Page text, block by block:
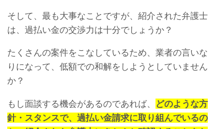
そして、最も大事なことですが、紹介された弁護士
は、過払い金の交渉力は十分でしょうか？
たくさんの案件をこなしているため、業者の言いな
りになって、低額での和解をしようとしていません
か？
もし面談する機会があるのであれば、
どのような方
針・スタンスで、過払い金請求に取り組んでいるの